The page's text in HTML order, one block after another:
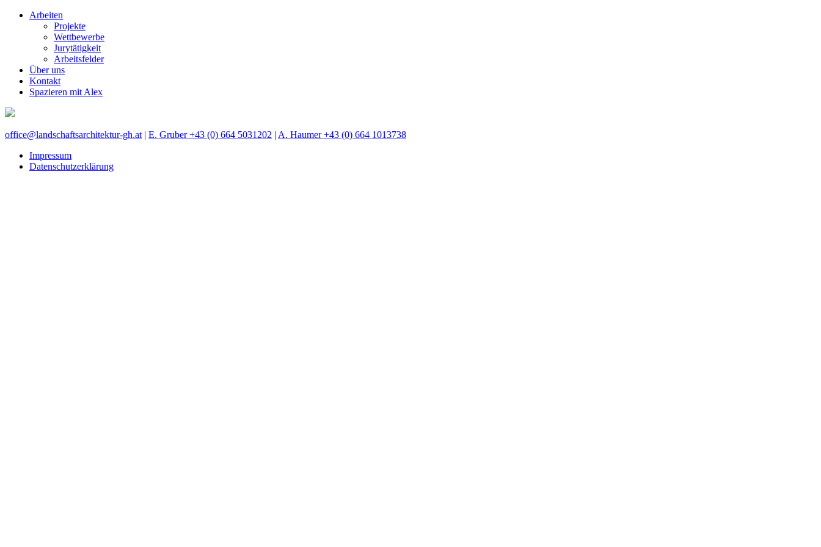
Arbeiten
Projekte
Wettbewerbe
Jurytätigkeit
Arbeitsfelder
Über uns
Kontakt
Spazieren mit Alex
office@landschaftsarchitektur-gh.at | E. Gruber +43 (0) 664 5031202 | A. Haumer +43 (0) 664 1013738
Impressum
Datenschutzerklärung